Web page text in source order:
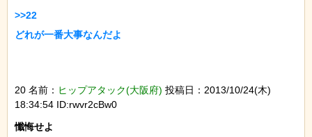
>>22
20 名前： ヒップアタック(大阪府) 投稿日：2013/10/24(木)
18:34:54 ID:rwvr2cBw0
懺悔せよ